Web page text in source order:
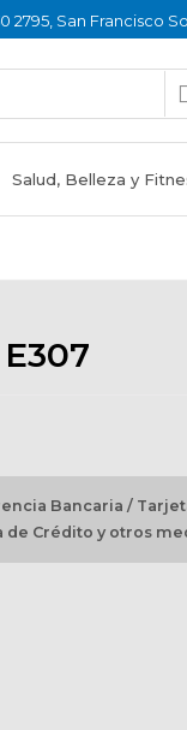
2795, San Francisco
Salud, Belleza y
Bancaria /
de Crédito y otros